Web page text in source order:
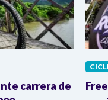
carrera de